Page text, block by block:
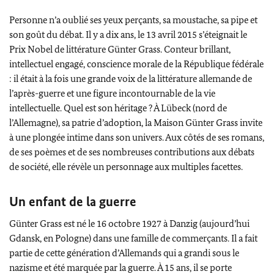
Personne n’a oublié ses yeux perçants, sa moustache, sa pipe et
son goût du débat. Il y a dix ans, le 13 avril 2015 s’éteignait le
Prix Nobel de littératureGünter Grass. Conteur brillant,
intellectuel engagé, conscience morale de la République fédérale
: il était à la fois une grande voix de la littérature allemande de
l’après-guerre et une figure incontournable de la vie
intellectuelle. Quel est son héritage ? ÀLübeck(nord de
l’Allemagne), sa patrie d’adoption, la Maison Günter Grassinvite
à une plongée intime dans son univers. Aux côtés de ses romans,
de ses poèmes et de ses nombreuses contributions aux débats
de société, elle révèle un personnage aux multiples facettes.
Un enfant de la guerre
Günter Grassest né le 16 octobre 1927 àDanzig(aujourd’hui
Gdansk, en Pologne) dans une famille de commerçants. Il a fait
partie de cette génération d’Allemands qui a grandi sous le
nazisme et été marquée par la guerre. À 15 ans, il se porte